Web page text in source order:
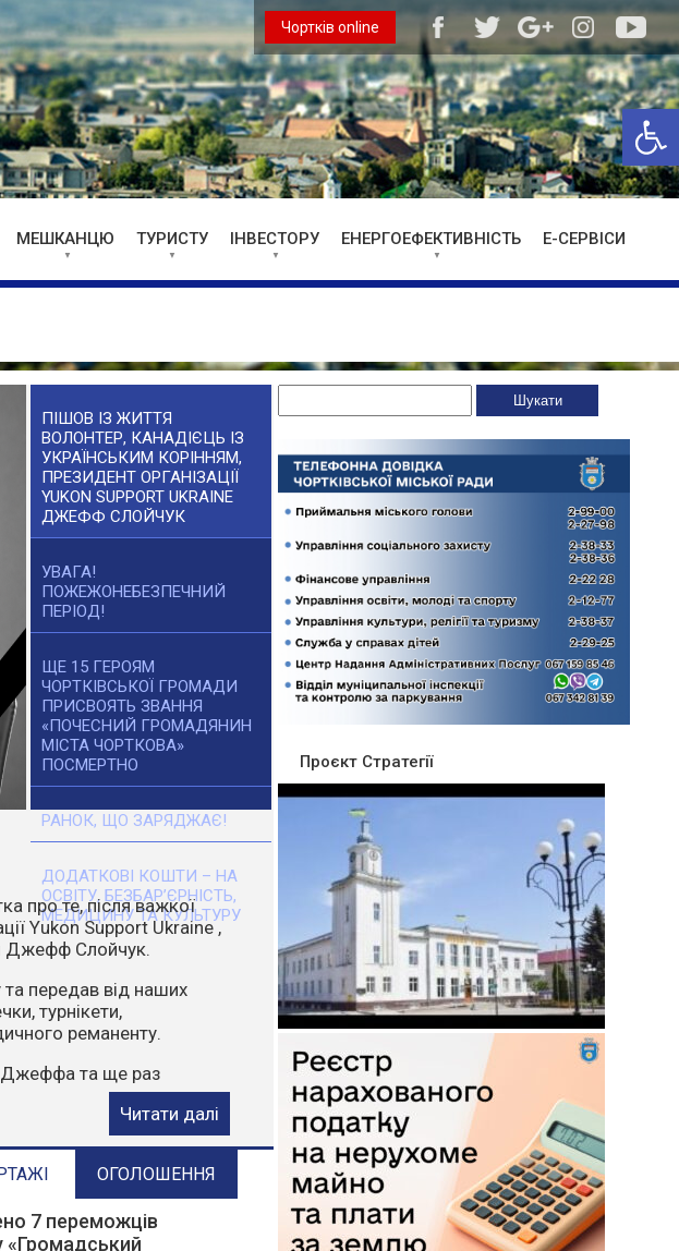
Чортків online
МЕШКАНЦЮ ТУРИСТУ ІНВЕСТОРУ ЕНЕРГОЕФЕКТИВНІСТЬ Е-СЕРВІСИ
ПІШОВ ІЗ ЖИТТЯ
ВОЛОНТЕР, КАНАДІЄЦЬ ІЗ
УКРАЇНСЬКИМ КОРІННЯМ,
ПРЕЗИДЕНТ ОРГАНІЗАЦІЇ
YUKON SUPPORT UKRAINE
ДЖЕФФ СЛОЙЧУК
УВАГА!
ПОЖЕЖОНЕБЕЗПЕЧНИЙ
ПЕРІОД!
ЩЕ 15 ГЕРОЯМ
ЧОРТКІВСЬКОЇ ГРОМАДИ
ПРИСВОЯТЬ ЗВАННЯ
«ПОЧЕСНИЙ ГРОМАДЯНИН
МІСТА ЧОРТКОВА»
ПОСМЕРТНО
РАНОК, ЩО ЗАРЯДЖАЄ!
ДОДАТКОВІ КОШТИ – НА
ОСВІТУ, БЕЗБАР’ЄРНІСТЬ,
МЕДИЦИНУ ТА КУЛЬТУРУ
все вищою. Спека,
на масштабне
через
та цивільного
Читати далі
ОГОЛОШЕННЯ
Проєкт Стратегії